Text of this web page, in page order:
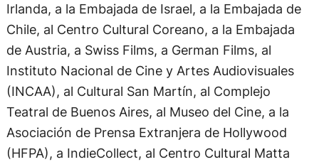
Irlanda, a la Embajada de Israel, a la Embajada de
Chile, al Centro Cultural Coreano, a la Embajada
de Austria, a Swiss Films, a German Films, al
Instituto Nacional de Cine y Artes Audiovisuales
(INCAA), al Cultural San Martín, al Complejo
Teatral de Buenos Aires, al Museo del Cine, a la
Asociación de Prensa Extranjera de Hollywood
(HFPA), a IndieCollect, al Centro Cultural Matta